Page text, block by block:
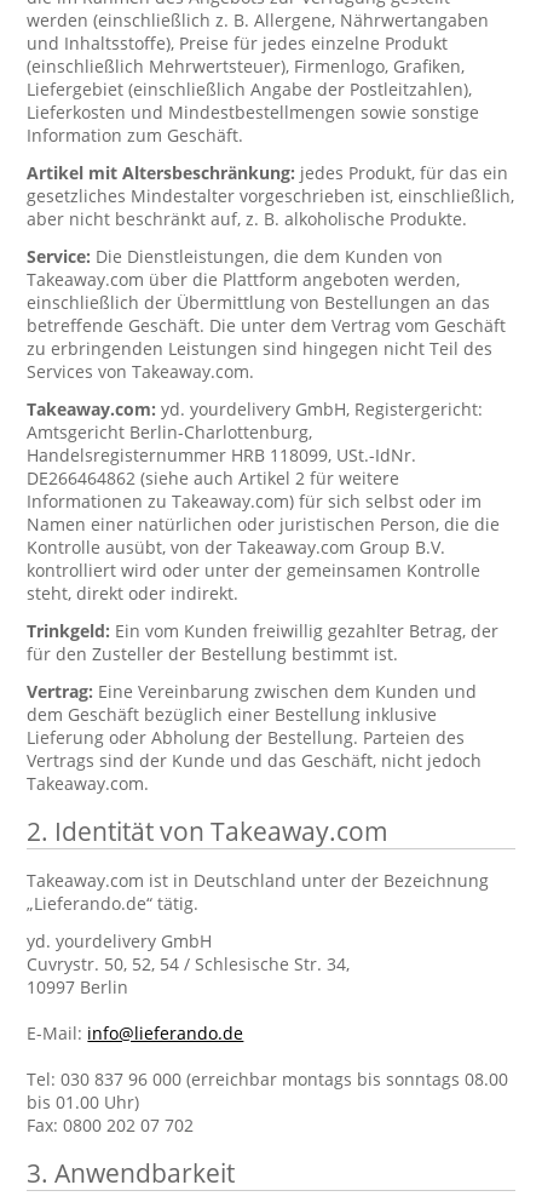
werden (einschließlich z. B. Allergene, Nährwertangaben
und Inhaltsstoffe), Preise für jedes einzelne Produkt
(einschließlich Mehrwertsteuer), Firmenlogo, Grafiken,
Liefergebiet (einschließlich Angabe der Postleitzahlen),
Lieferkosten und Mindestbestellmengen sowie sonstige
Information zum Geschäft.
Artikel mit Altersbeschränkung: jedes Produkt, für das ein
gesetzliches Mindestalter vorgeschrieben ist, einschließlich,
aber nicht beschränkt auf, z. B. alkoholische Produkte.
Service: Die Dienstleistungen, die dem Kunden von
Takeaway.com über die Plattform angeboten werden,
einschließlich der Übermittlung von Bestellungen an das
betreffende Geschäft. Die unter dem Vertrag vom Geschäft
zu erbringenden Leistungen sind hingegen nicht Teil des
Services von Takeaway.com.
Takeaway.com:yd. yourdelivery GmbH, Registergericht:
Amtsgericht Berlin-Charlottenburg,
Handelsregisternummer HRB 118099, USt.-IdNr.
DE266464862 (siehe auch Artikel 2 für weitere
Informationen zu Takeaway.com) für sich selbst oder im
Namen einer natürlichen oder juristischen Person, die die
Kontrolle ausübt, von der Takeaway.com Group B.V.
kontrolliert wird oder unter der gemeinsamen Kontrolle
steht, direkt oder indirekt.
Trinkgeld: Ein vom Kunden freiwillig gezahlter Betrag, der
für den Zusteller der Bestellung bestimmt ist.
Vertrag: Eine Vereinbarung zwischen dem Kunden und
dem Geschäft bezüglich einer Bestellung inklusive
Lieferung oder Abholung der Bestellung. Parteien des
Vertrags sind der Kunde und das Geschäft, nicht jedoch
Takeaway.com.
2. Identität von Takeaway.com
Takeaway.com ist in Deutschland unter der Bezeichnung
„Lieferando.de“ tätig.
yd. yourdelivery GmbH
Cuvrystr. 50, 52, 54 / Schlesische Str. 34,
10997 Berlin
E-Mail: info@lieferando.de
Tel: 030 837 96 000 (erreichbar montags bis sonntags 08.00
bis 01.00 Uhr)
Fax: 0800 202 07 702
3. Anwendbarkeit